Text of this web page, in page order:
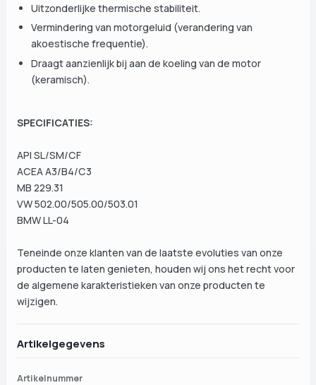
Uitzonderlijke thermische stabiliteit.
Vermindering van motorgeluid (verandering van
akoestische frequentie).
Draagt aanzienlijk bij aan de koeling van de motor
(keramisch).
SPECIFICATIES:
API SL/SM/CF
ACEA A3/B4/C3
MB 229.31
VW 502.00/505.00/503.01
BMW LL-04
Teneinde onze klanten van de laatste evoluties van onze
producten te laten genieten, houden wij ons het recht voor
de algemene karakteristieken van onze producten te
wijzigen.
Artikelgegevens
Artikelnummer